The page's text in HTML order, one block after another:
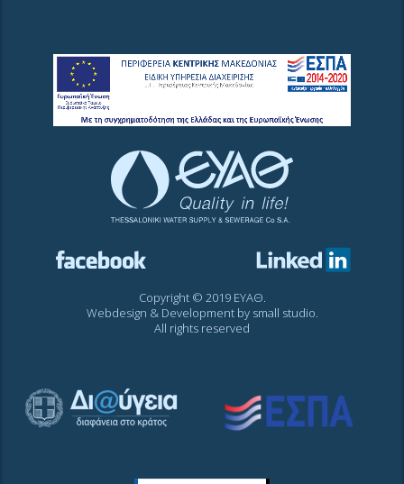
Copyright © 2019 ΕΥΑΘ.
Webdesign & Development by small studio.
All rights reserved